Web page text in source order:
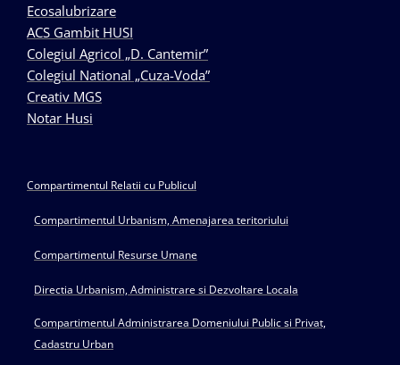
Ecosalubrizare
ACS Gambit HUSI
Colegiul Agricol „D. Cantemir”
Colegiul National „Cuza-Voda”
Creativ MGS
Notar Husi
Compartimentul Relatii cu Publicul
Compartimentul Urbanism, Amenajarea teritoriului
Compartimentul Resurse Umane
Directia Urbanism, Administrare si Dezvoltare Locala
Compartimentul Administrarea Domeniului Public si Privat,
Cadastru Urban